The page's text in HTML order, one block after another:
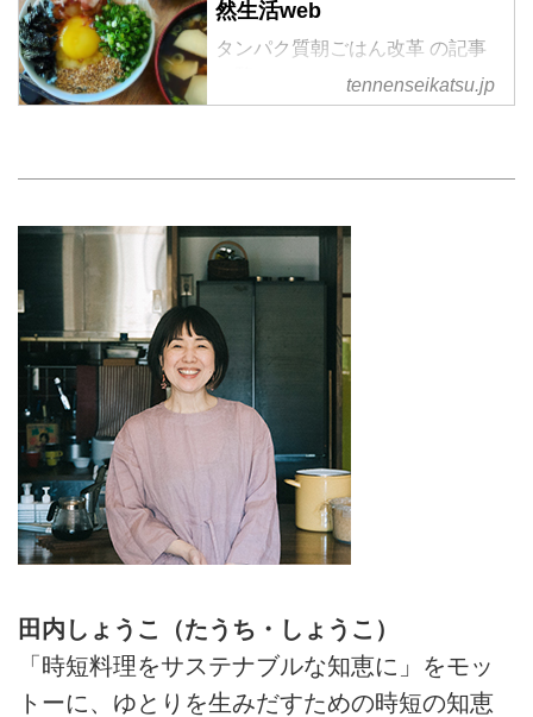
然生活web
タンパク質朝ごはん改革 の記事
tennenseikatsu.jp
田内しょうこ（たうち・しょうこ）
「時短料理をサステナブルな知恵に」をモッ
トーに、ゆとりを生みだすための時短の知恵